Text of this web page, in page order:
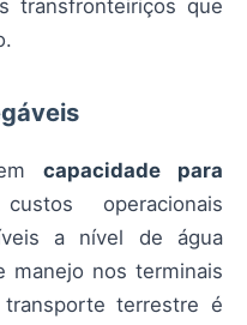
transfronteiriços que
capacidade para
operacionais
a nível de água
manejo nos terminais
terrestre é